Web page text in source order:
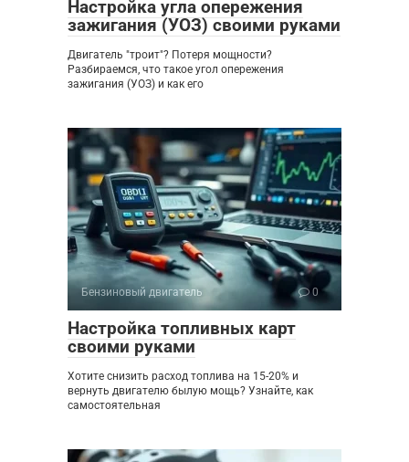
Настройка угла опережения
зажигания (УОЗ) своими руками
Двигатель "троит"? Потеря мощности?
Разбираемся, что такое угол опережения
зажигания (УОЗ) и как его
Бензиновый двигатель 0
Настройка топливных карт
своими руками
Хотите снизить расход топлива на 15-20% и
вернуть двигателю былую мощь? Узнайте, как
самостоятельная